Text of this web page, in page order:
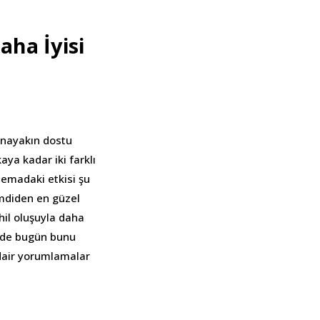
İyisi
dostu
kadar iki farklı
etkisi şu
en güzel
oluşuyla daha
bugün bunu
yorumlamalar